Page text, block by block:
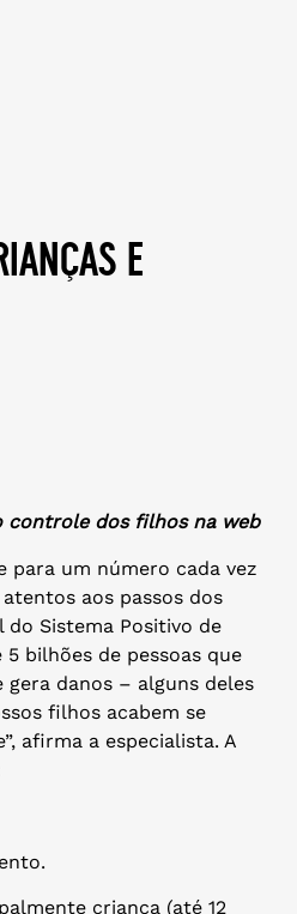
e
controle dos filhos na web
para um número cada vez
aos passos dos
Sistema Positivo de
bilhões de pessoas que
gera danos – alguns deles
filhos acabem se
afirma a especialista. A
criança (até 12